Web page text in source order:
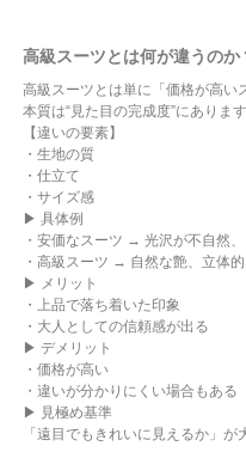
高級スーツとは何が違うのか
高級スーツとは単に「価格が高い
本質は“見た目の完成度”にあります
【違いの要素】
・生地の質
・仕立て
・サイズ感
▶ 具体例
・安価なスーツ → 光沢が不自然
・高級スーツ → 自然な艶、立体
▶ メリット
・上品で落ち着いた印象
・大人としての信頼感が出る
▶ デメリット
・価格が高い
・違いが分かりにくい場合もある
▶ 見極め基準
「遠目でもきれいに見えるか」が